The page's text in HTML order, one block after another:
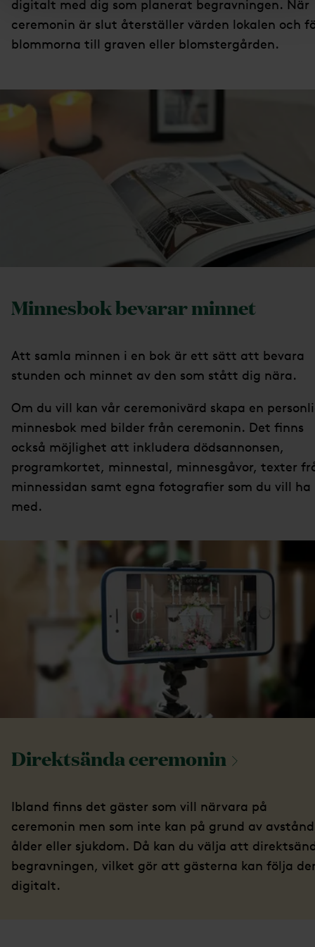
digitalt med dig som planerat begravningen. När
ceremonin är slut återställer värden lokalen och
blommorna till graven eller blomstergården.
Minnesbok bevarar minnet
Att samla minnen i en bok är ett sätt att bevara
stunden och minnet av den som stått dig nära.
Om du vill kan vår ceremonivärd skapa en
minnesbok med bilder från ceremonin. Det finns
också möjlighet att inkludera dödsannonsen,
programkortet, minnestal, minnesgåvor, texter
minnessidan samt egna fotografier som du vill ha
med.
Direktsändaceremonin
Ibland finns det gäster som vill närvara på
ceremonin men som inte kan på grund av
ålder eller sjukdom. Då kan du välja att
begravningen, vilket gör att gästerna kan följa
digitalt.